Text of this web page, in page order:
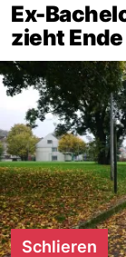
Ex-
zieht
Schlieren